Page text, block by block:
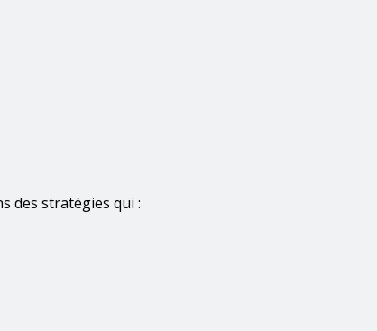
des stratégies qui :